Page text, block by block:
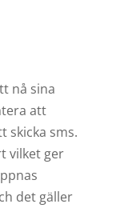
nå sina
att
skicka sms.
vilket ger
det gäller